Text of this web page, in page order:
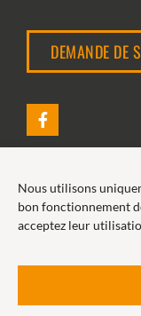
Nous utilisons
bon fonctionnement
acceptez leur
DEMANDE DE